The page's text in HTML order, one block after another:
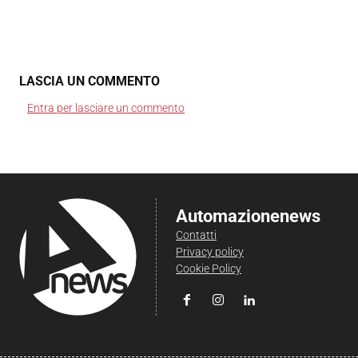
LASCIA UN COMMENTO
Entra per lasciare un commento
Automazionenews
Contatti
Privacy policy
Cookie Policy